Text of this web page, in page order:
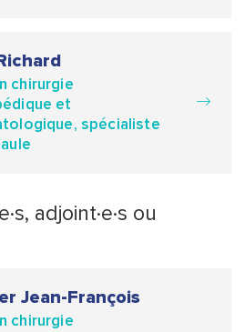
chirurgie
et
spécialiste
adjoint·e·s ou
Jean-François
chirurgie